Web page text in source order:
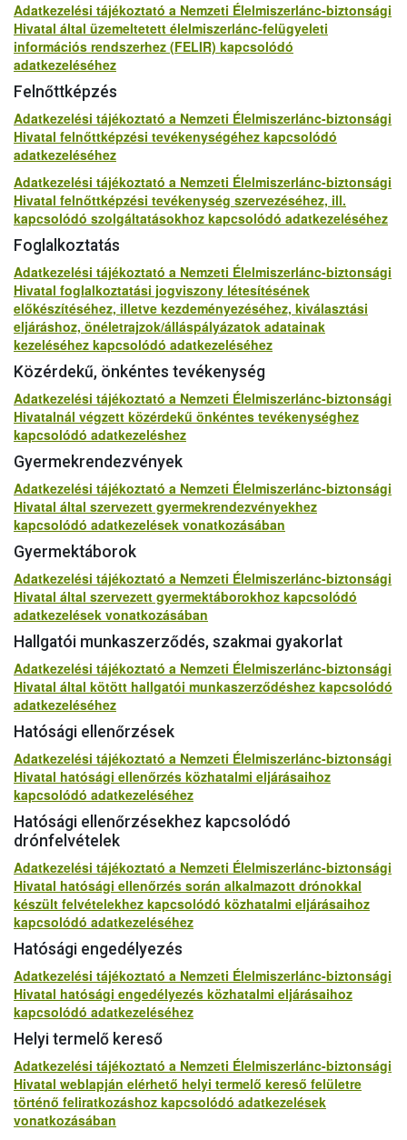
Adatkezelési tájékoztató a Nemzeti Élelmiszerlánc-biztonsági
Hivatal által üzemeltetett élelmiszerlánc-felügyeleti
információs rendszerhez (FELIR) kapcsolódó
adatkezeléséhez
Felnőttképzés
Adatkezelési tájékoztató a Nemzeti Élelmiszerlánc-biztonsági
Hivatal felnőttképzési tevékenységéhez kapcsolódó
adatkezeléséhez
Adatkezelési tájékoztató a Nemzeti Élelmiszerlánc-biztonsági
Hivatal felnőttképzési tevékenység szervezéséhez, ill.
kapcsolódó szolgáltatásokhoz kapcsolódó adatkezeléséhez
Foglalkoztatás
Adatkezelési tájékoztató a Nemzeti Élelmiszerlánc-biztonsági
Hivatal foglalkoztatási jogviszony létesítésének
előkészítéséhez, illetve kezdeményezéséhez, kiválasztási
eljáráshoz, önéletrajzok/álláspályázatok adatainak
kezeléséhez kapcsolódó adatkezeléséhez
Közérdekű, önkéntes tevékenység
Adatkezelési tájékoztató a Nemzeti Élelmiszerlánc-biztonsági
Hivatalnál végzett közérdekű önkéntes tevékenységhez
kapcsolódó adatkezeléshez
Gyermekrendezvények
Adatkezelési tájékoztató a Nemzeti Élelmiszerlánc-biztonsági
Hivatal által szervezett gyermekrendezvényekhez
kapcsolódó adatkezelések vonatkozásában
Gyermektáborok
Adatkezelési tájékoztató a Nemzeti Élelmiszerlánc-biztonsági
Hivatal által szervezett gyermektáborokhoz kapcsolódó
adatkezelések vonatkozásában
Hallgatói munkaszerződés, szakmai gyakorlat
Adatkezelési tájékoztató a Nemzeti Élelmiszerlánc-biztonsági
Hivatal által kötött hallgatói munkaszerződéshez kapcsolódó
adatkezeléséhez
Hatósági ellenőrzések
Adatkezelési tájékoztató a Nemzeti Élelmiszerlánc-biztonsági
Hivatal hatósági ellenőrzés közhatalmi eljárásaihoz
kapcsolódó adatkezeléséhez
Hatósági ellenőrzésekhez kapcsolódó
drónfelvételek
Adatkezelési tájékoztató a Nemzeti Élelmiszerlánc-biztonsági
Hivatal hatósági ellenőrzés során alkalmazott drónokkal
készült felvételekhez kapcsolódó közhatalmi eljárásaihoz
kapcsolódó adatkezeléséhez
Hatósági engedélyezés
Adatkezelési tájékoztató a Nemzeti Élelmiszerlánc-biztonsági
Hivatal hatósági engedélyezés közhatalmi eljárásaihoz
kapcsolódó adatkezeléséhez
Helyi termelő kereső
Adatkezelési tájékoztató a Nemzeti Élelmiszerlánc-biztonsági
Hivatal weblapján elérhető helyi termelő kereső felületre
történő feliratkozáshoz kapcsolódó adatkezelések
vonatkozásában